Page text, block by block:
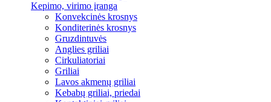
Kepimo, virimo įranga
Konvekcinės krosnys
Konditerinės krosnys
Gruzdintuvės
Anglies griliai
Cirkuliatoriai
Griliai
Lavos akmenų griliai
Kebabų griliai, priedai